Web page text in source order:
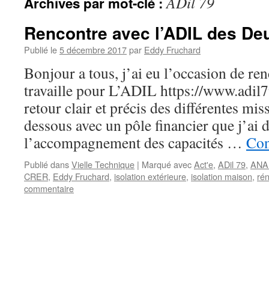
Rencontre avec l’ADIL des
Publié le5 décembre 2017par Eddy Fruchard
Bonjour a tous, j’ai eu l’occasion de
travaille pour L’ADIL https://
retour clair et précis des différentes
dessous avec un pôle financier que j’ai
l’accompagnement des capacités …
Publié dansVielle Technique | Marqué avecAct'e, ADil 79,
CRER, Eddy Fruchard, isolation extérieure, isolation maison,
commentaire